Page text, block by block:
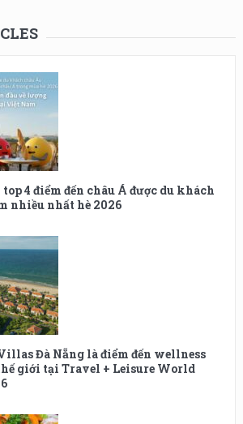
4 điểm đến châu Á được du khách
nhiều nhất hè 2026
Đà Nẵng là điểm đến wellness
giới tại Travel + Leisure World